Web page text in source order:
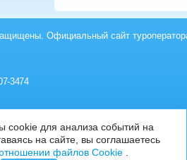
Официальный сайт
3474
для анализа событий на
на сайте, вы соглашаетесь
файлов Cookie.